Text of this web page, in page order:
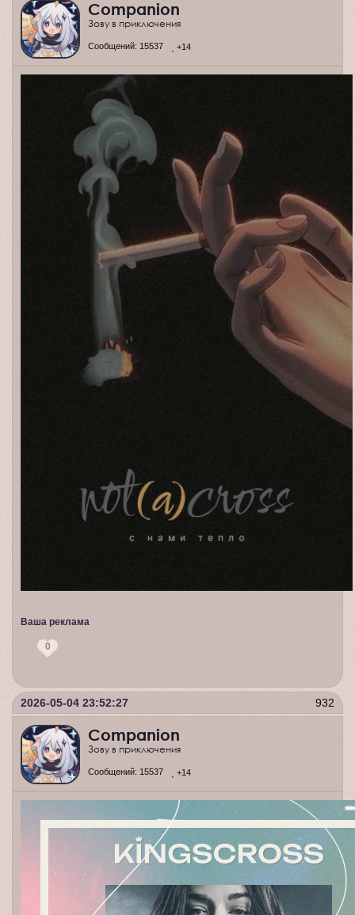
Companion
Зову в приключения
Сообщений: 15537 +14
Ваша реклама
0
932
2026-05-04 23:52:27
Companion
Зову в приключения
Сообщений: 15537 +14